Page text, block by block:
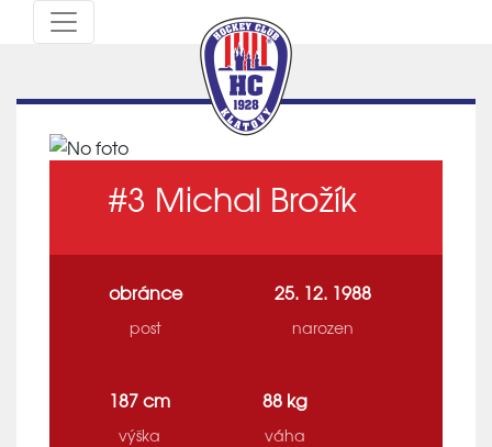
#3 Michal Brožík
obránce
post
25. 12. 1988
narozen
187 cm
výška
88 kg
váha